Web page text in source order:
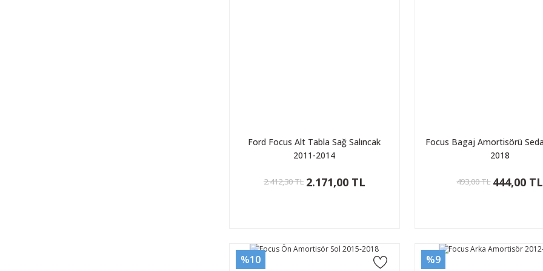
Ford Focus Alt Tabla Sağ Salıncak
2011-2014
2.412,30 TL 2.171,00 TL
Focus Bagaj Amortisörü
2018
493,00 TL 444,00 TL
%10 %9